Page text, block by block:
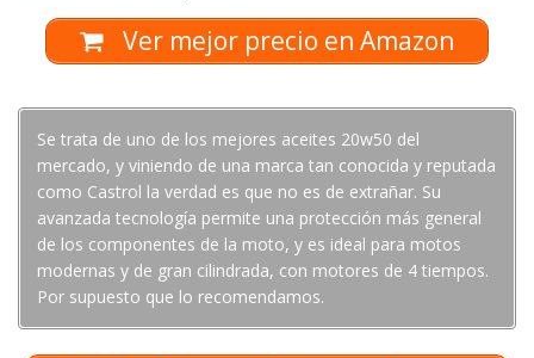
Ver mejor precio en Amazon
Se trata de uno de los mejores aceites 20w50 del
mercado, y viniendo de una marca tan conocida y reputada
como Castrol la verdad es que no es de extrañar. Su
avanzada tecnología permite una protección más general
de los componentes de la moto, y es ideal para motos
modernas y de gran cilindrada, con motores de 4 tiempos.
Por supuesto que lo recomendamos.